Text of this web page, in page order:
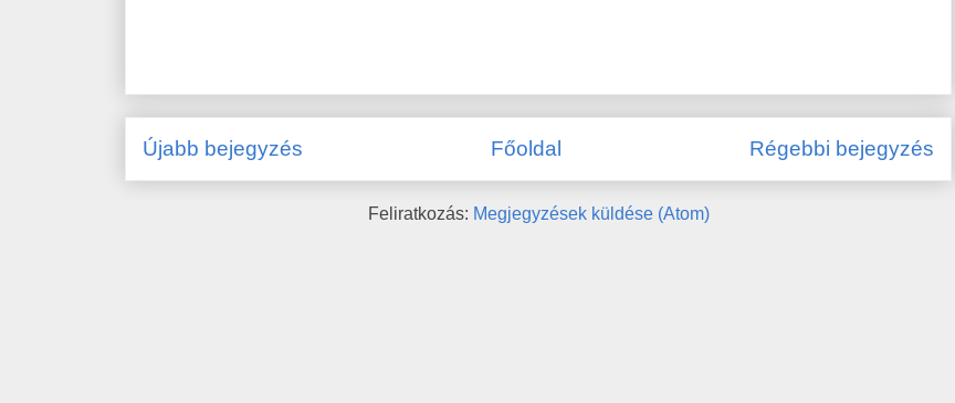
Újabb bejegyzés Régebbi bejegyzés
Főoldal
Feliratkozás: Megjegyzések küldése (Atom)